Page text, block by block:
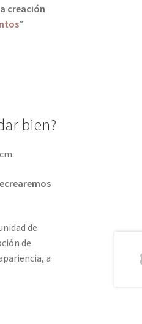
creación
”
bien?
de
de
a